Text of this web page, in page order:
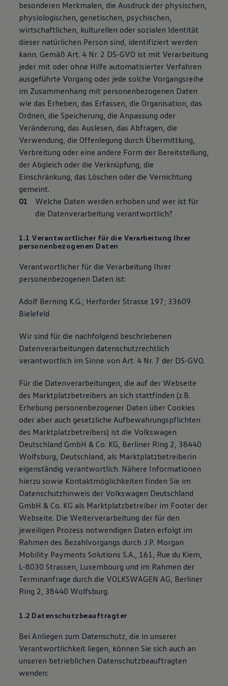
Bulli Magazin
Fahrzeugabholung ab Werk
Uptime
besonderen Merkmalen, die Ausdruck der physischen,
physiologischen, genetischen, psychischen,
wirtschaftlichen, kulturellen oder sozialen Identität
dieser natürlichen Person sind, identifiziert werden
kann. Gemäß Art. 4 Nr. 2 DS-GVO ist mit Verarbeitung
jeder mit oder ohne Hilfe automatisierter Verfahren
ausgeführte Vorgang oder jede solche Vorgangsreihe
im Zusammenhang mit personenbezogenen Daten
wie das Erheben, das Erfassen, die Organisation, das
Ordnen, die Speicherung, die Anpassung oder
Veränderung, das Auslesen, das Abfragen, die
Verwendung, die Offenlegung durch Übermittlung,
Verbreitung oder eine andere Form der Bereitstellung,
der Abgleich oder die Verknüpfung, die
Einschränkung, das Löschen oder die Vernichtung
gemeint.
Welche Daten werden erhoben und wer ist für
die Datenverarbeitung verantwortlich?
1.1 Verantwortlicher für die Verarbeitung Ihrer
personenbezogenen Daten
Verantwortlicher für die Verarbeitung Ihrer
personenbezogenen Daten ist:
Adolf Berning K.G.; Herforder Strasse 197; 33609
Bielefeld
Wir sind für die nachfolgend beschriebenen
Datenverarbeitungen datenschutzrechtlich
verantwortlich im Sinne von Art. 4 Nr. 7 der DS-GVO.
Für die Datenverarbeitungen, die auf der Webseite
des Marktplatzbetreibers an sich stattfinden (z.B.
Erhebung personenbezogener Daten über Cookies
oder aber auch gesetzliche Aufbewahrungspflichten
des Marktplatzbetreibers) ist die Volkswagen
Deutschland GmbH & Co. KG, Berliner Ring 2, 38440
Wolfsburg, Deutschland, als Marktplatzbetreiberin
eigenständig verantwortlich. Nähere Informationen
hierzu sowie Kontaktmöglichkeiten finden Sie im
Datenschutzhinweis der Volkswagen Deutschland
GmbH & Co. KG als Marktplatzbetreiber im Footer der
Webseite. Die Weiterverarbeitung der für den
jeweiligen Prozess notwendigen Daten erfolgt im
Rahmen des Bezahlvorgangs durch J.P. Morgan
Mobility Payments Solutions S.A., 161, Rue du Kiem,
L-8030 Strassen, Luxembourg und im Rahmen der
Terminanfrage durch die VOLKSWAGEN AG, Berliner
Ring 2, 38440 Wolfsburg.
1.2 Datenschutzbeauftragter
Bei Anliegen zum Datenschutz, die in unserer
Verantwortlichkeit liegen, können Sie sich auch an
unseren betrieblichen Datenschutzbeauftragten
wenden: